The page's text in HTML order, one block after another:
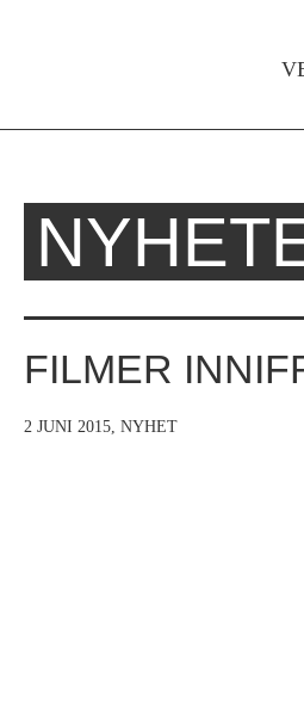
Du
är
Hem
›
FILMER
2 JUNI 2015, NYHET